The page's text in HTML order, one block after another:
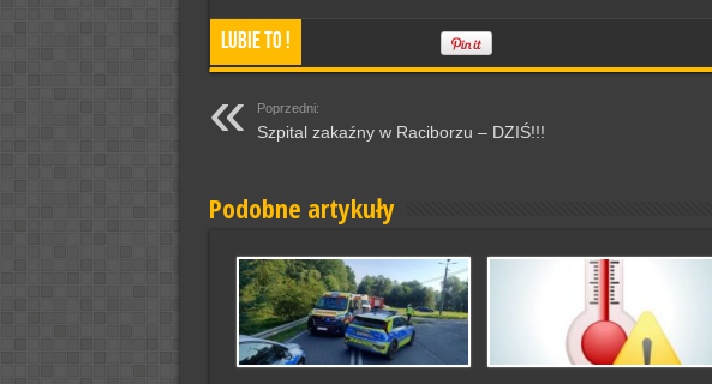
Lubie To !
Poprzedni:
Szpital zakaźny w Raciborzu – DZIŚ!!!
Podobne artykuły